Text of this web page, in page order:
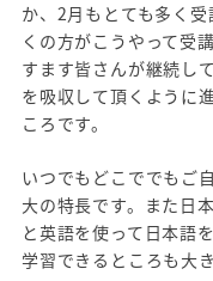
か、2月もとても多く
くの方がこうやって受
すます皆さんが継続し
を吸収して頂くように
ころです。
いつでもどこででもご
大の特長です。また日
と英語を使って日本語
学習できるところも大